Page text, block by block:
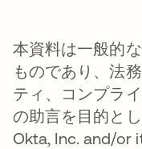
本資料は一般的
ものであり、法
ティ、コンプラ
の助言を目的と
Okta, Inc. and/or